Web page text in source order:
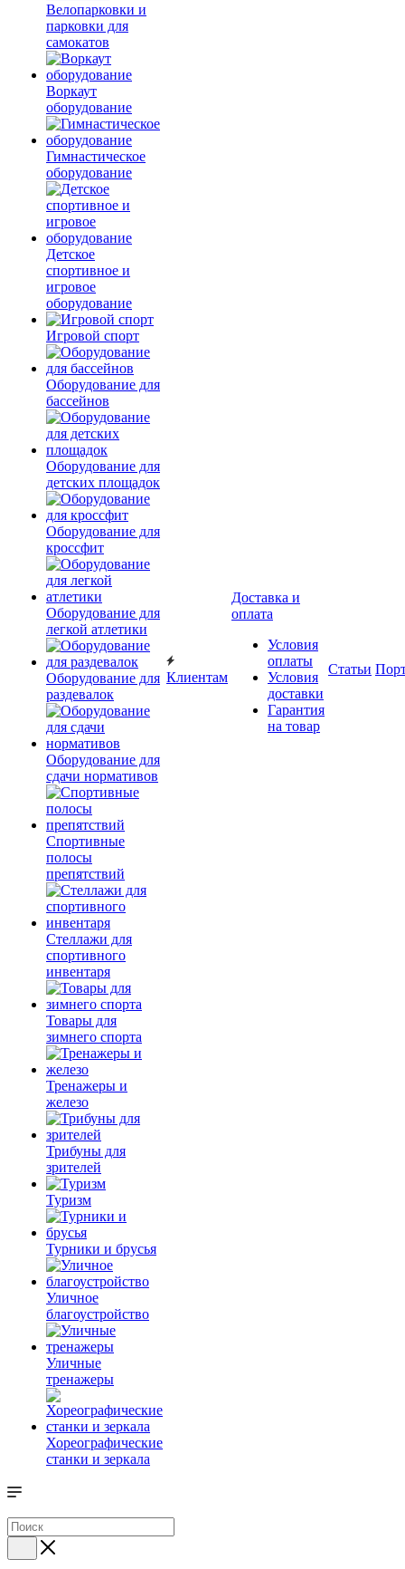
Велопарковки и
парковки для
самокатов
Воркаут
оборудование
Гимнастическое
оборудование
Детское
спортивное и
игровое
оборудование
Игровой спорт
Оборудование для
бассейнов
Оборудование для
детских площадок
Оборудование для
кроссфит
Оборудование для
легкой атлетики
Оборудование для
раздевалок
Оборудование для
сдачи нормативов
Спортивные
полосы
препятствий
Стеллажи для
спортивного
инвентаря
Товары для
зимнего спорта
Тренажеры и
железо
Трибуны для
зрителей
Туризм
Турники и брусья
Уличное
благоустройство
Уличные
тренажеры
Хореографические
станки и зеркала
Клиентам
Доставка и
оплата
Условия
оплаты
Условия
доставки
Гарантия
на товар
Статьи